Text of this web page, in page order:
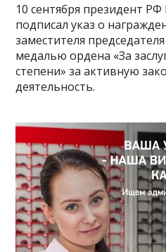
10 сентября президент
подписал указ о
заместителя
медалью ордена «За
степени» за активную
деятельность.